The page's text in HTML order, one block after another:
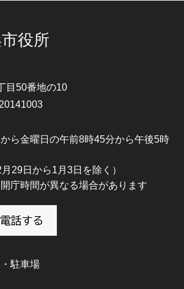
役所
目50番地の10
ら金曜日の午前8時45分から午後5時
29日から1月3日を除く）
庁時間が異なる場合があります
駐車場